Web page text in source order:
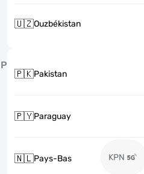
🇺🇿Ouzbékistan
P
🇵🇰Pakistan
🇵🇾Paraguay
🇳🇱Pays-Bas KPN